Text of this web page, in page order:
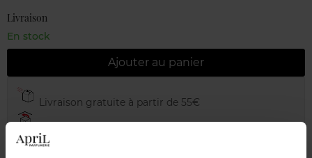
Livraison
En stock
Ajouter au panier
Livraison gratuite à partir de 55€
Emballage cadeau offert